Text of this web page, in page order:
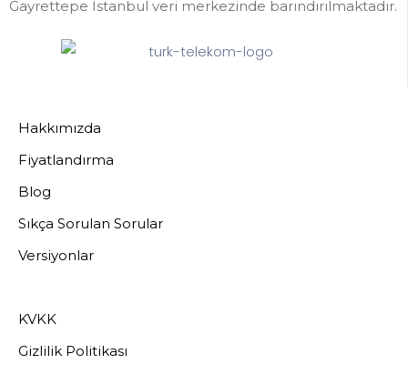
Gayrettepe İstanbul veri merkezinde barındırılmaktadır.
Hakkımızda
Fiyatlandırma
Blog
Sıkça Sorulan Sorular
Versiyonlar
KVKK
Gizlilik Politikası